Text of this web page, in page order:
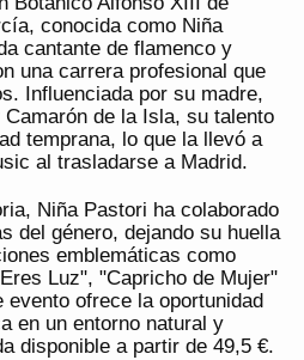
conocida como Niña
cantante de flamenco y
una carrera profesional que
Influenciada por su madre,
de la Isla, su talento
temprana, lo que la llevó a
al trasladarse a Madrid.
Niña Pastori ha colaborado
del género, dejando su huella
emblemáticas como
Luz", "Capricho de Mujer"
ofrece la oportunidad
en un entorno natural y
disponible a partir de 49,5 €.